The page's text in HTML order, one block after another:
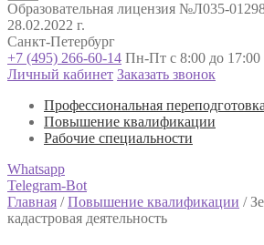
Образовательная лицензия №Л035-
28.02.2022 г.
Санкт-Петербург
+7 (495) 266-60-14 Пн-Пт с 8:00 до 17:00
Личный кабинет Заказать звонок
Профессиональная переподготовка
Повышение квалификации
Рабочие специальности
Whatsapp
Telegram-Bot
Главная /Повышение квалификации /
кадастровая деятельность